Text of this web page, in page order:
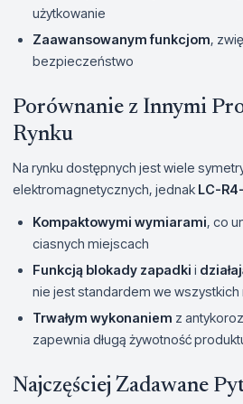
użytkowanie
Zaawansowanym funkcjom,
bezpieczeństwo
Porównanie z Innymi
Rynku
Na rynku dostępnych jest wiele
elektromagnetycznych, jednak LC-
Kompaktowymi wymiarami, co
ciasnych miejscach
Funkcją blokady zapadki i
nie jest standardem we
Trwałym wykonaniem z
zapewnia długą żywotność
Najczęściej Zadawane